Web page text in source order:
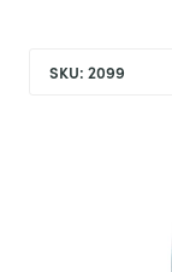
SKU: 2099